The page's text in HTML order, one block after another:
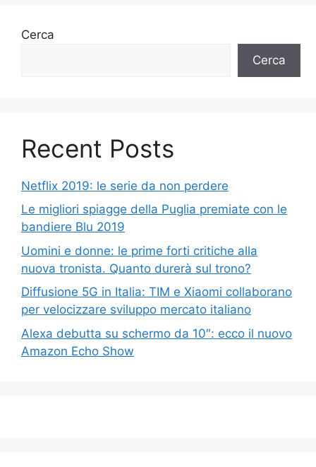
Cerca
Cerca
Recent Posts
Netflix 2019: le serie da non perdere
Le migliori spiagge della Puglia premiate con le
bandiere Blu 2019
Uomini e donne: le prime forti critiche alla
nuova tronista. Quanto durerà sul trono?
Diffusione 5G in Italia: TIM e Xiaomi collaborano
per velocizzare sviluppo mercato italiano
Alexa debutta su schermo da 10″: ecco il nuovo
Amazon Echo Show